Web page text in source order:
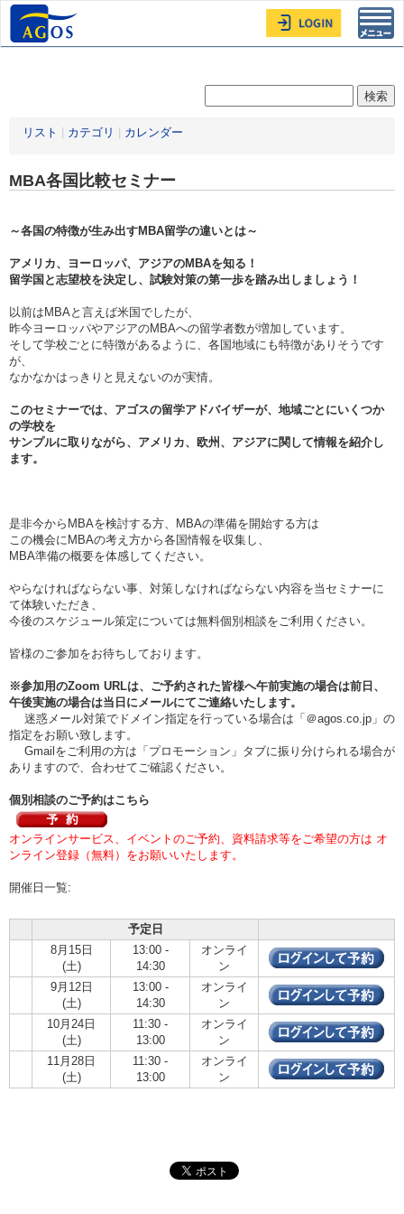
リスト カテゴリ カレンダー
MBA各国比較セミナー
～各国の特徴が生み出すMBA留学の違いとは～
アメリカ、ヨーロッパ、アジアのMBAを知る！
留学国と志望校を決定し、試験対策の第一歩を踏み出しましょう！
以前はMBAと言えば米国でしたが、
昨今ヨーロッパやアジアのMBAへの留学者数が増加しています。
そして学校ごとに特徴があるように、各国地域にも特徴がありそうです
が、
なかなかはっきりと見えないのが実情。
このセミナーでは、アゴスの留学アドバイザーが、地域ごとにいくつか
の学校を
サンプルに取りながら、アメリカ、欧州、アジアに関して情報を紹介し
ます。
是非今からMBAを検討する方、MBAの準備を開始する方は
この機会にMBAの考え方から各国情報を収集し、
MBA準備の概要を体感してください。
やらなければならない事、対策しなければならない内容を当セミナーに
て体験いただき、
今後のスケジュール策定については無料個別相談をご利用ください。
皆様のご参加をお待ちしております。
※参加用のZoom URLは、ご予約された皆様へ午前実施の場合は前日、
午後実施の場合は当日 にメールにてご連絡いたします。
迷惑メール対策でドメイン指定を行っている場合は「＠agos.co.jp」の
指定をお願い致します。
Gmailをご利用の方は「プロモーション」タブに振り分けられる場合が
ありますので、合わせてご確認ください。
個別相談のご予約はこちら
オンラインサービス、イベントのご予約、資料請求等をご希望の方は オ
ンライン登録（無料）をお願いいたします。
開催日一覧:
予定日
8月15日
(土)
13:00 -
14:30
オンライ
ン
9月12日
(土)
13:00 -
14:30
オンライ
ン
10月24日
(土)
11:30 -
13:00
オンライ
ン
11月28日
(土)
11:30 -
13:00
オンライ
ン